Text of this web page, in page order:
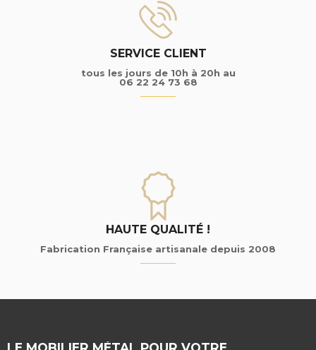
SERVICE CLIENT
tous les jours de 10h à 20h au
06 22 24 73 68
HAUTE QUALITÉ !
Fabrication Française artisanale depuis 2008